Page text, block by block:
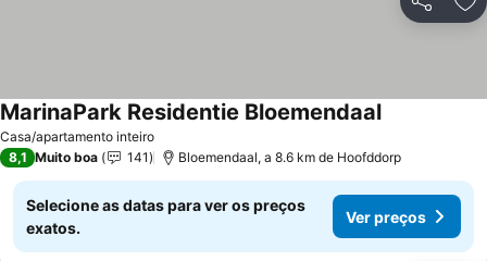
Partilhar
Casa/apartamento inteiro
MarinaPark Residentie Bloemendaal
8,1 Muito boa 141 Bloemendaal, a 8.6 km de Hoofddorp
Selecione as datas para ver os preços
exatos.
Ver preços